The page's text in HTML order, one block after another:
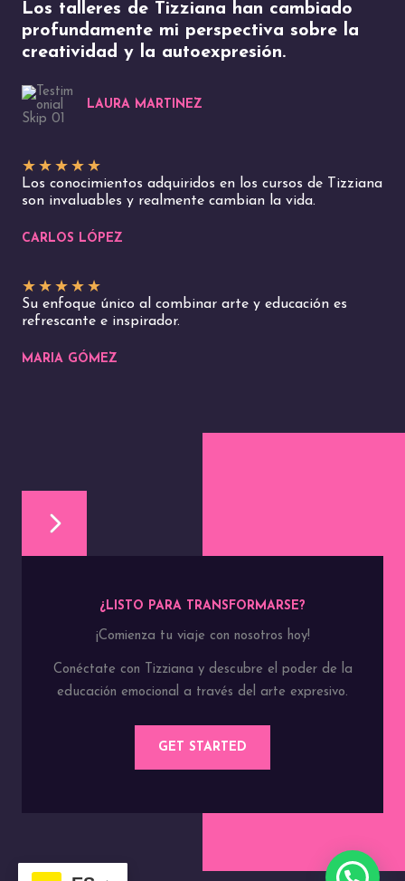
Los talleres de Tizziana han cambiado
profundamente mi perspectiva sobre la
creatividad y la autoexpresión.
LAURA MARTINEZ
★ ★ ★ ★ ★
Los conocimientos adquiridos en los cursos de Tizziana
son invaluables y realmente cambian la vida.
CARLOS LÓPEZ
★ ★ ★ ★ ★
Su enfoque único al combinar arte y educación es
refrescante e inspirador.
MARIA GÓMEZ
¿LISTO PARA TRANSFORMARSE?
¡Comienza tu viaje con nosotros hoy!
Conéctate con Tizziana y descubre el poder de la
educación emocional a través del arte expresivo.
GET STARTED